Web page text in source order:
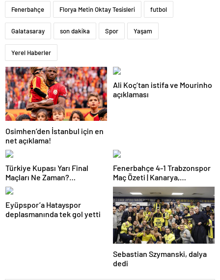
Fenerbahçe Florya Metin Oktay Tesisleri futbol
Galatasaray son dakika Spor Yaşam
Yerel Haberler
Osimhen’den İstanbul için en
net açıklama!
Ali Koç’tan istifa ve Mourinho
açıklaması
Türkiye Kupası Yarı Final
Maçları Ne Zaman?
Galatasaray’ın Rakibi Kim?
Trabzonspor’un Rakibi Kim?
ZTK Yarı Finalistler Belli Oldu
Fenerbahçe 4-1 Trabzonspor
Maç Özeti | Kanarya,
Galatasaray’la farkı azalttı
Eyüpspor’a Hatayspor
deplasmanında tek gol yetti
Sebastian Szymanski, dalya
dedi